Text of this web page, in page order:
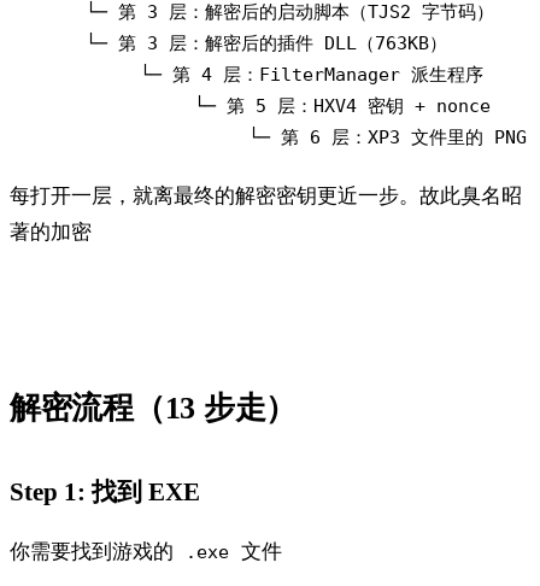
       └─ 第 3 层：解密后的启动脚本（TJS2 字节码）
       └─ 第 3 层：解密后的插件 DLL（763KB）
            └─ 第 4 层：FilterManager 派生程序
                 └─ 第 5 层：HXV4 密钥 + nonce
每打开一层，就离最终的解密密钥更近一步。故此臭名昭
著的加密
解密流程（13 步走）
Step 1: 找到 EXE
你需要找到游戏的 .exe 文件